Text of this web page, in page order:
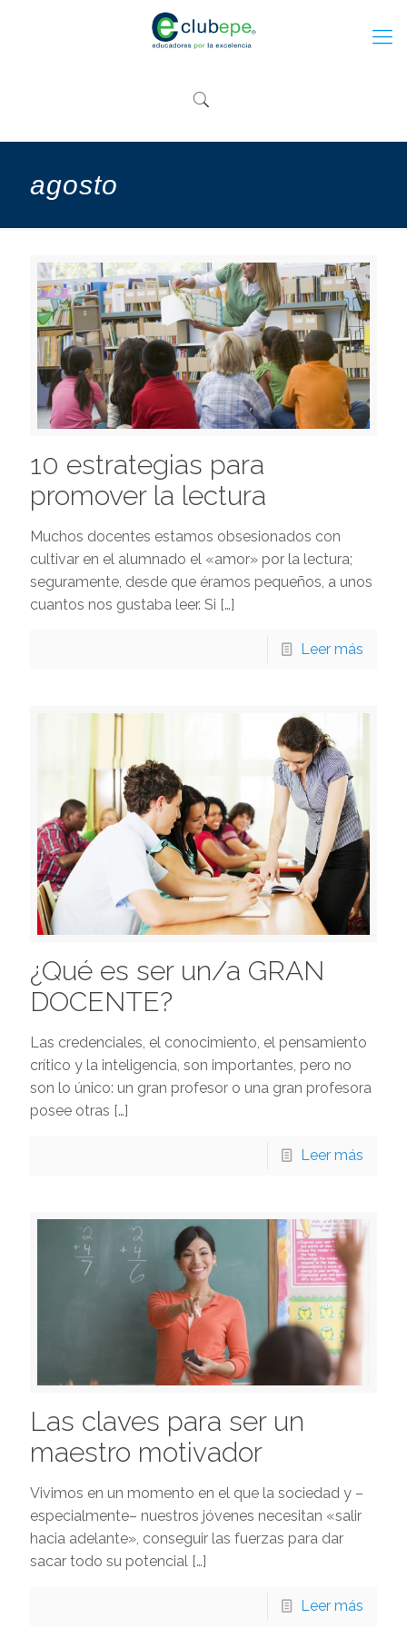
agosto
10 estrategias para
promover la lectura
Muchos docentes estamos obsesionados con
cultivar en el alumnado el «amor» por la lectura;
seguramente, desde que éramos pequeños, a unos
cuantos nos gustaba leer. Si […]
Leer más
¿Qué es ser un/a GRAN
DOCENTE?
Las credenciales, el conocimiento, el pensamiento
crítico y la inteligencia, son importantes, pero no
son lo único: un gran profesor o una gran profesora
posee otras […]
Leer más
Las claves para ser un
maestro motivador
Vivimos en un momento en el que la sociedad y –
especialmente– nuestros jóvenes necesitan «salir
hacia adelante», conseguir las fuerzas para dar
sacar todo su potencial […]
Leer más